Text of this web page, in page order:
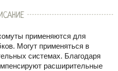
применяются для
Могут применяться в
системах. Благодаря
расширительные